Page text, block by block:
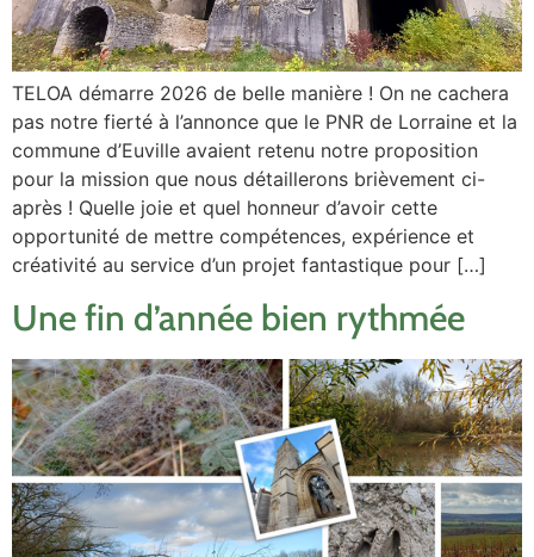
TELOA démarre 2026 de belle manière ! On ne cachera
pas notre fierté à l’annonce que le PNR de Lorraine et la
commune d’Euville avaient retenu notre proposition
pour la mission que nous détaillerons brièvement ci-
après ! Quelle joie et quel honneur d’avoir cette
opportunité de mettre compétences, expérience et
créativité au service d’un projet fantastique pour […]
Une fin d’année bien rythmée